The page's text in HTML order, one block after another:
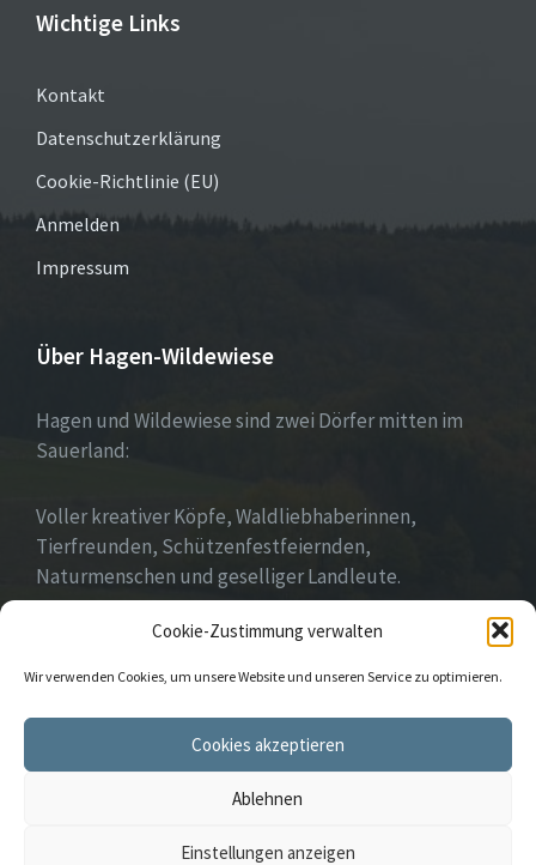
Cookie-Zustimmung verwalten
Wir verwenden Cookies, um unsere Website und unseren Service zu optimieren.
Cookies akzeptieren
Ablehnen
Einstellungen anzeigen
Wichtige Links
Kontakt
Datenschutzerklärung
Cookie-Richtlinie (EU)
Anmelden
Impressum
Über Hagen-Wildewiese
Hagen und Wildewiese sind zwei Dörfer mitten im
Sauerland:
Voller kreativer Köpfe, Waldliebhaberinnen,
Tierfreunden, Schützenfestfeiernden,
Naturmenschen und geselliger Landleute.
Wir leben Gemeinschaft!
Instagram